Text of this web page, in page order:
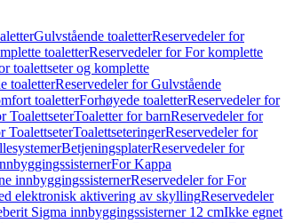
Gulvstående toaletterReservedeler for
toaletterReservedeler for For komplette
toalettseter og komplette
toaletterReservedeler for Gulvstående
toaletterForhøyede toaletterReservedeler for
ToalettseterToaletter for barnReservedeler for
ToalettseterToalettseteringerReservedeler for
BetjeningsplaterReservedeler for
For Kappa
innbyggingssisternerReservedeler for For
elektronisk aktivering av skyllingReservedeler
Sigma innbyggingssisterner 12 cmIkke egnet